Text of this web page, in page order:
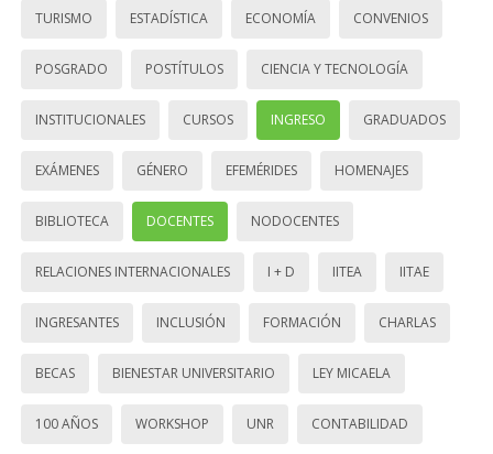
TURISMO ESTADÍSTICA ECONOMÍA CONVENIOS
POSGRADO POSTÍTULOS CIENCIA Y TECNOLOGÍA
INSTITUCIONALES CURSOS INGRESO GRADUADOS
EXÁMENES GÉNERO EFEMÉRIDES HOMENAJES
BIBLIOTECA DOCENTES NODOCENTES
RELACIONES INTERNACIONALES I + D IITEA IITAE
INGRESANTES INCLUSIÓN FORMACIÓN CHARLAS
BECAS BIENESTAR UNIVERSITARIO LEY MICAELA
100 AÑOS WORKSHOP UNR CONTABILIDAD